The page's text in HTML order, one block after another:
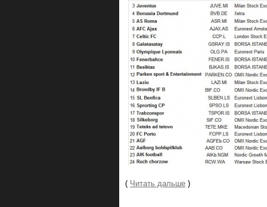
( Читать дальше )